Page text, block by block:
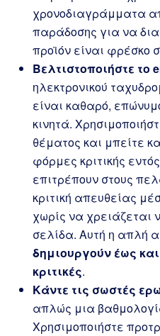
χρονοδιαγράμματα
παράδοσης για να
προϊόν είναι φρέσκο
Βελτιστοποιήστε το
ηλεκτρονικού
είναι καθαρό,
κινητά.
θέματος και μπείτε
φόρμες κριτικής
επιτρέπουν στους
κριτική απευθείας
χωρίς να χρειάζεται
σελίδα. Αυτή η απλή
δημιουργούν έως
κριτικές.
Κάντε τις σωστές
απλώς μια
Χρησιμοποιήστε